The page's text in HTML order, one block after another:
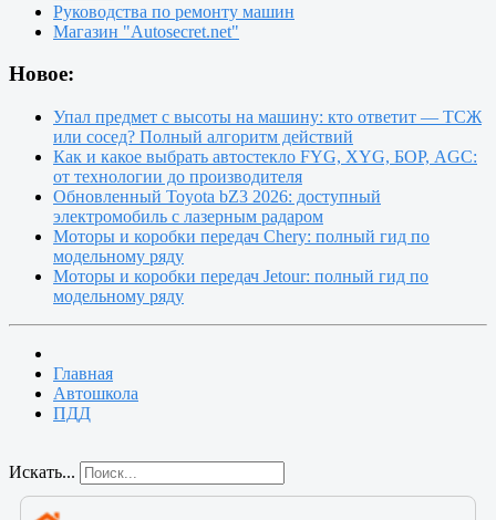
Руководства по ремонту машин
Магазин "Autosecret.net"
Новое:
Упал предмет с высоты на машину: кто ответит — ТСЖ
или сосед? Полный алгоритм действий
Как и какое выбрать автостекло FYG, XYG, БОР, AGC:
от технологии до производителя
Обновленный Toyota bZ3 2026: доступный
электромобиль с лазерным радаром
Моторы и коробки передач Chery: полный гид по
модельному ряду
Моторы и коробки передач Jetour: полный гид по
модельному ряду
Главная
Автошкола
ПДД
Искать...